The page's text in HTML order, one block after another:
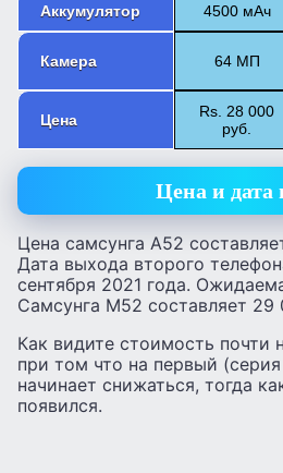
Аккумулятор 4500 мАч
Камера 64 МП
Цена
Rs. 28 000
руб.
Цена и дата
Цена самсунга А52
Дата выхода второго
сентября 2021 года.
Самсунга М52 составляет 29
Как видите стоимость почти
при том что на первый
начинает снижаться, тогда
появился.